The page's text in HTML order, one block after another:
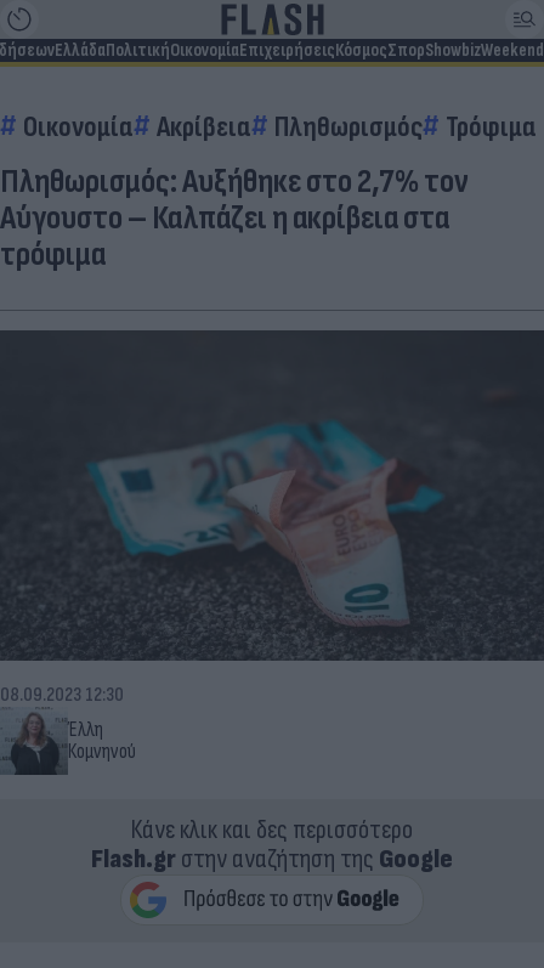
ΕλλάδαΠολιτικήΟικονομίαΕπιχειρήσειςΚόσμοςΣπορShowbizWeekend
Οικονομία Ακρίβεια Πληθωρισμός Τρόφιμα
Πληθωρισμός: Αυξήθηκε στο 2,7% τον
Αύγουστο – Καλπάζει η ακρίβεια στα
τρόφιμα
Έλλη
Κομνηνού
08.09.2023 12:30
Κάνε κλικ και δες περισσότερο
Flash.grστην αναζήτηση της Google